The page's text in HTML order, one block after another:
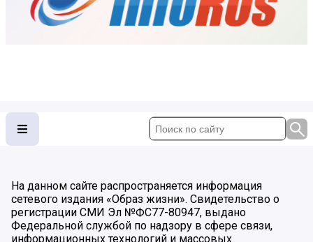
На данном сайте распространяется информация
сетевого издания «Образ жизни». Свидетельство о
регистрации СМИ Эл №ФС77-80947, выдано
Федеральной службой по надзору в сфере связи,
информационных технологий и массовых